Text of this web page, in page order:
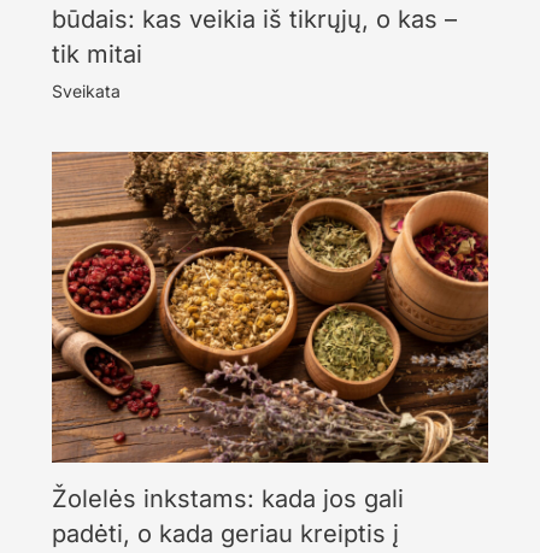
būdais: kas veikia iš tikrųjų, o kas –
tik mitai
Sveikata
Žolelės inkstams: kada jos gali
padėti, o kada geriau kreiptis į